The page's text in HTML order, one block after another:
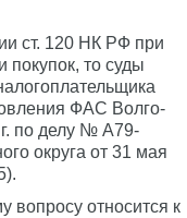
ст. 120 НК РФ при
покупок, то суды
ФАС Волго-
г. по делу № А79-
округа от 31 мая
вопросу относится к